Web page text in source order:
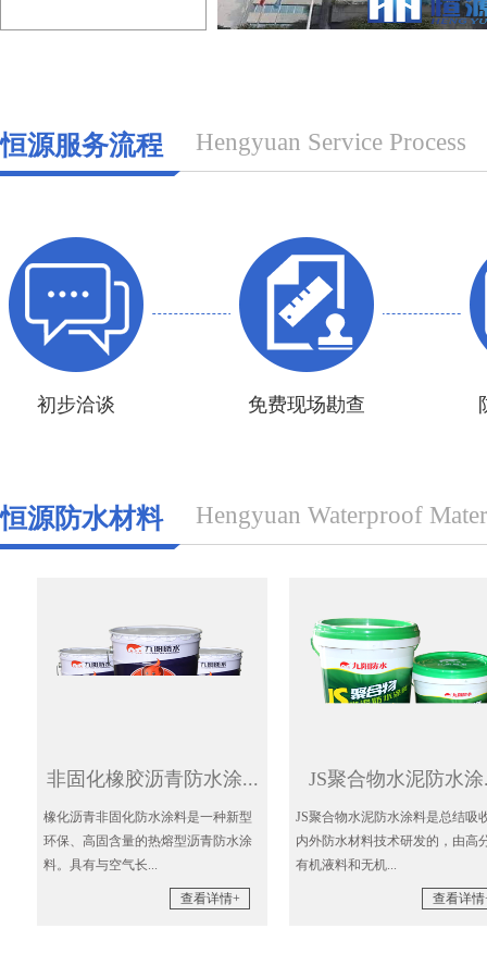
长沙市电业局调度室屋面
查看详情+
恒源服务流程 Hengyuan Service Process
初步洽谈 免费现场勘查
恒源防水材料 Hengyuan Waterproof
橡胶沥青防水涂...
非固化防水涂料是一种新型
固含量的热熔型沥青防水涂
与空气长...
JS聚合物水泥防水涂...
JS聚合物水泥防水涂料是总结吸收国
内外防水材料技术研发的，由高分子
有机液料和无机...
单
元